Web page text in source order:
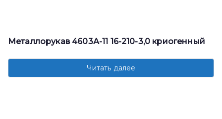
Металлорукав 4603А-11 16-210-3,0 криогенный
Читать далее